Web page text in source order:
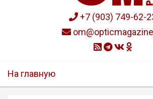
+7 (903) 749-62-
На главную